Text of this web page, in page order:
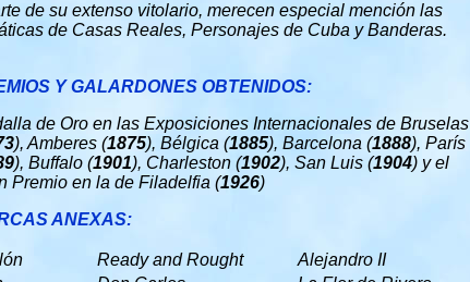
de su extenso vitolario, merecen especial mención las
de Casas Reales, Personajes de Cuba y Banderas.
Y GALARDONES OBTENIDOS:
de Oro en las Exposiciones Internacionales de Bruselas
), Amberes (1875), Bélgica (1885), Barcelona (1888), París
), Buffalo (1901), Charleston (1902), San Luis (1904) y el
Premio en la de Filadelfia (1926)
ANEXAS:
Ready and Rought
Alejandro II